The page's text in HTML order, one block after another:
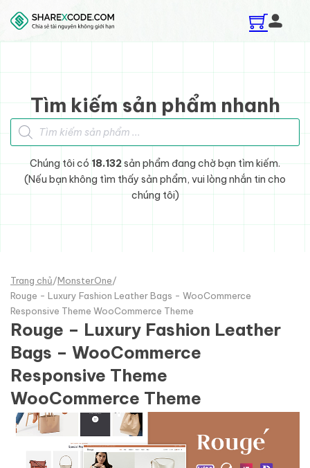
Skip to main content
Skip to footer
Tìm kiếm sản phẩm nhanh
Tìm kiếm sản phẩm
Chúng tôi có 18.132sản phẩm đang chờ bạn tìm kiếm.
(Nếu bạn không tìm thấy sản phẩm, vui lòng nhắn tin cho
chúng tôi)
Trang chủ/MonsterOne/
Rouge - Luxury Fashion Leather Bags - WooCommerce
Responsive Theme WooCommerce Theme
Rouge – Luxury Fashion Leather
Bags – WooCommerce
Responsive Theme
WooCommerce Theme